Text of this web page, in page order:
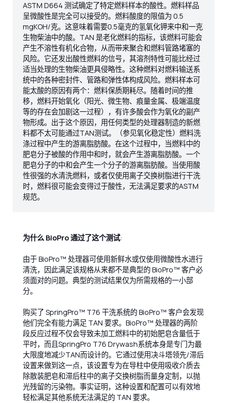
ASTM D664 测试确定了特定燃料样本的酸性。燃料样品
呈微酸性是完全可以接受的。燃料酸度的限值为 0.5
mgKOH/克。这意味着需要0.5毫克的氢氧化钾来中和一克
生物柴油中的酸。TAN 是老化燃料的指标，该燃料可能会
产生不溶性有机化合物，从而带来聚合和燃料管路堵塞的
风险。它还发出酸性燃料的信号，其溶剂特性可能比经过
适当处理的生物柴油更具侵略性。这种燃料对燃料输送系
统中的各种密封件、管路和弹性体构成风险。燃料样本可
能太酸的原因有两个：燃料保质期耗尽。随着时间的推
移，燃料开始氧化（阳光、微生物、痕量金属、极端温度
等的存在会加剧这一过程），有许多酸会作为氧化的副产
物形成。出于这个原因，用任何类型的处理器制造的新燃
料都不太可能通过TAN测试。（参见氧化稳定性）燃料洗
涤过程中产生的游离脂肪酸。在这个过程中，当燃料中的
肥皂分子被酸的作用中和时，就会产生游离脂肪酸。一个
肥皂分子的中和会产生一个分子的游离脂肪酸。当使用酸
性很强的水清洗燃料，或者仅使用离子交换树脂进行干洗
时，燃料很可能会变得过于酸性，无法满足要求的ASTM
规范。
为什么 BioPro 通过了这个测试:
由于 BioPro™ 处理器可使用新鲜水或仅使用微酸性水进行
清洗，因此满足该规格从来都不是典型的 BioPro™ 客户必
须面对的问题。典型的测试结果仅为所需规格的一小部
分。
购买了 SpringPro™ T76 干洗系统的 BioPro™ 客户会发现
他们完全有能力满足 TAN 要求。BioPro™ 处理器的两阶
段反应过程不仅会导致未加工燃料中的初始肥皂含量低于
平时，而且SpringPro T76 Drywash系统本身是专门为最
大限度地减少TAN而设计的。它通过使用决斗塔领先/滞后
设置来做到这一点，该设置专为在导柱中使用吸收介质去
除散装肥皂和滞后柱中的离子交换树脂而量身定制，以抛
光残留的污染物。事实证明，这种设置和配置可以有效地
轻松满足其他系统无法满足的 TAN 要求。